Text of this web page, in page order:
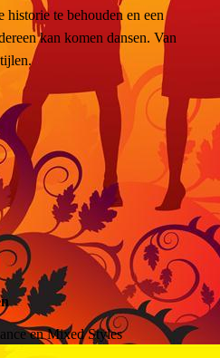
historie te behouden en een
kan komen dansen. Van
en Mixed Styles